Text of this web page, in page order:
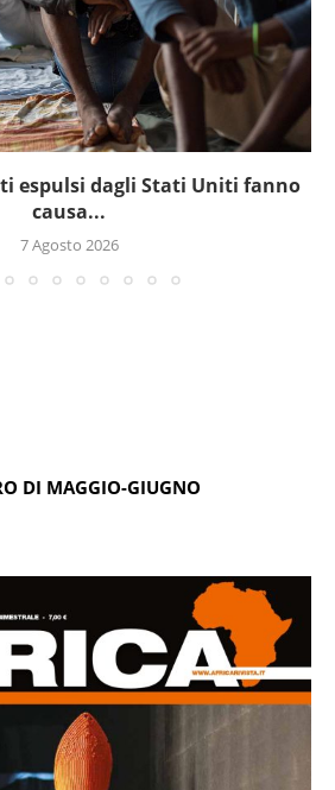
espulsi dagli Stati Uniti fanno
causa...
7 Agosto 2026
DI MAGGIO-GIUGNO